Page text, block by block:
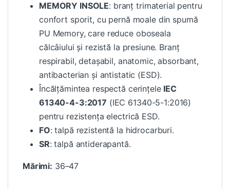
MEMORY INSOLE: branț trimaterial pentru
confort sporit, cu pernă moale din spumă
PU Memory, care reduce oboseala
călcâiului și rezistă la presiune. Branț
respirabil, detașabil, anatomic, absorbant,
antibacterian și antistatic (ESD).
Încălțămintea respectă cerințele IEC
61340-4-3:2017 (IEC 61340-5-1:2016)
pentru rezistența electrică ESD.
FO: talpă rezistentă la hidrocarburi.
SR: talpă antiderapantă.
Mărimi: 36–47